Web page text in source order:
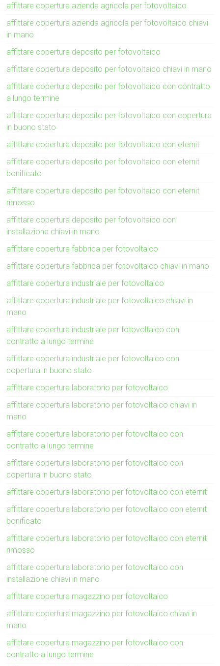
affittare copertura azienda agricola per fotovoltaico
affittare copertura azienda agricola per fotovoltaico chiavi
in mano
affittare copertura deposito per fotovoltaico
affittare copertura deposito per fotovoltaico chiavi in mano
affittare copertura deposito per fotovoltaico con contratto
a lungo termine
affittare copertura deposito per fotovoltaico con copertura
in buono stato
affittare copertura deposito per fotovoltaico con eternit
affittare copertura deposito per fotovoltaico con eternit
bonificato
affittare copertura deposito per fotovoltaico con eternit
rimosso
affittare copertura deposito per fotovoltaico con
installazione chiavi in mano
affittare copertura fabbrica per fotovoltaico
affittare copertura fabbrica per fotovoltaico chiavi in mano
affittare copertura industriale per fotovoltaico
affittare copertura industriale per fotovoltaico chiavi in
mano
affittare copertura industriale per fotovoltaico con
contratto a lungo termine
affittare copertura industriale per fotovoltaico con
copertura in buono stato
affittare copertura laboratorio per fotovoltaico
affittare copertura laboratorio per fotovoltaico chiavi in
mano
affittare copertura laboratorio per fotovoltaico con
contratto a lungo termine
affittare copertura laboratorio per fotovoltaico con
copertura in buono stato
affittare copertura laboratorio per fotovoltaico con eternit
affittare copertura laboratorio per fotovoltaico con eternit
bonificato
affittare copertura laboratorio per fotovoltaico con eternit
rimosso
affittare copertura laboratorio per fotovoltaico con
installazione chiavi in mano
affittare copertura magazzino per fotovoltaico
affittare copertura magazzino per fotovoltaico chiavi in
mano
affittare copertura magazzino per fotovoltaico con
contratto a lungo termine